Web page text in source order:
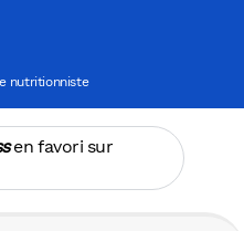
nutritionniste
en favori sur